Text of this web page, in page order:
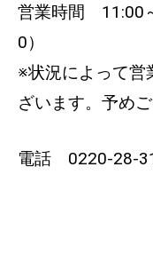
営業時間 11:00
0）
※状況によって営
ざいます。予め
電話 0220-28-